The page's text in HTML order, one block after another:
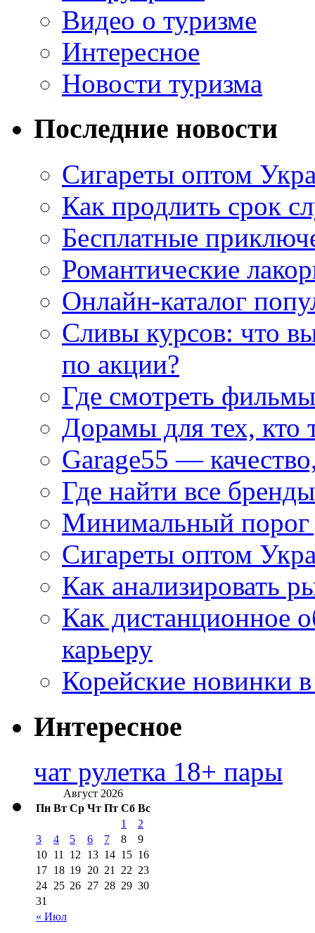
Видео о туризме
Интересное
Новости туризма
Последние новости
Сигареты оптом
Как продлить срок
Бесплатные
Романтические
Онлайн-каталог
Сливы курсов: что
по акции?
Где смотреть
Дорамы для тех, кто
Garage55 —
Где найти все
Минимальный порог
Сигареты оптом
Как анализировать
Как дистанционное
карьеру
Корейские новинки
Интересное
чат рулетка 18+ пары
Август 2026
Пн Вт Ср Чт Пт Сб Вс
« Июл
1
2
3
4 5 6 7 8
9
10 11 12 13 14 15 16
17 18 19 20 21 22 23
24 25 26 27 28 29 30
31